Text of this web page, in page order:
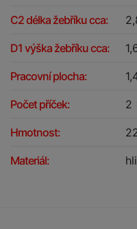
C2 délka žebříku cca:
D1 výška žebříku cca:
Pracovní plocha:
Počet příček: 2
Hmotnost:
Materiál: